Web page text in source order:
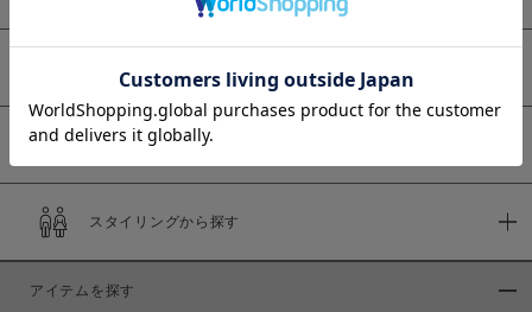
商品タイプ
予約商品
スタイリングから探す
アイテムを探す